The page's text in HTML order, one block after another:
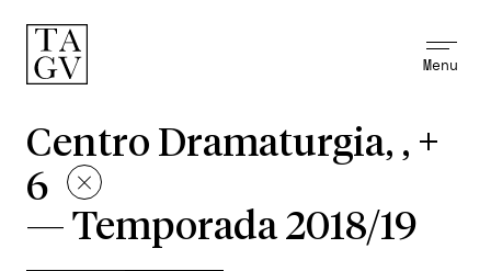
Menu
Centro Dramaturgia, , +
6
— Temporada 2018/19